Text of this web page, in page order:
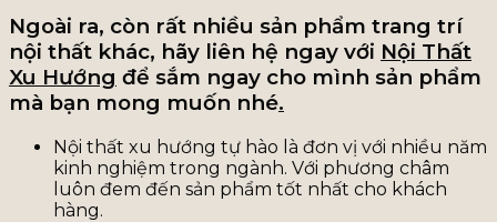
Ngoài ra, còn rất nhiều sản phẩm trang trí
nội thất khác, hãy liên hệ ngay với Nội Thất
Xu Hướng để sắm ngay cho mình sản phẩm
mà bạn mong muốn nhé.
Nội thất xu hướng tự hào là đơn vị với nhiều năm
kinh nghiệm trong ngành. Với phương châm
luôn đem đến sản phẩm tốt nhất cho khách
hàng.